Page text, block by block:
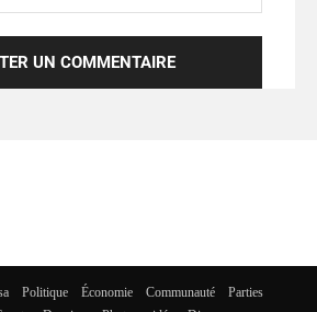
Politique Économie Communauté
Parties